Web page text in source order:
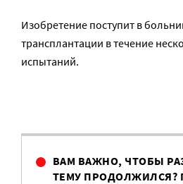
Изобретение поступит в
трансплантации в течение
испытаний.
ВАМ ВАЖНО, ЧТОБЫ
ТЕМУ ПРОДОЛЖИЛСЯ?